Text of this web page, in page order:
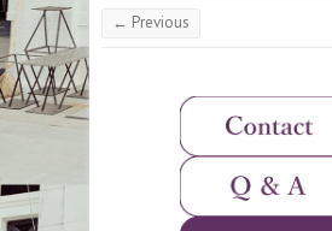
← Previous